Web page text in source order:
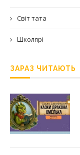
Світ тата
Школярі
ЗАРАЗ ЧИТАЮТЬ